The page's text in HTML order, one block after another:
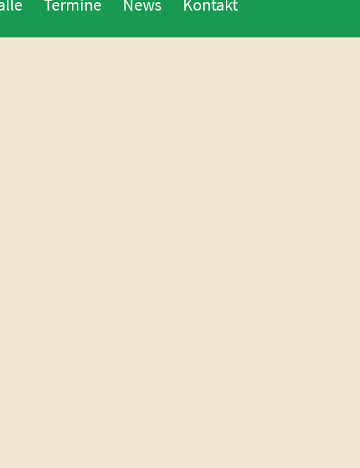
Termine News Kontakt